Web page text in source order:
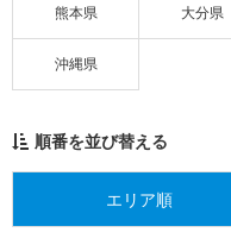
熊本県 大分県
沖縄県
順番を並び替える
エリア順